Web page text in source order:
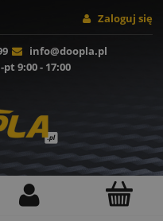
Zaloguj się
info@doopla.pl
9:00 - 17:00